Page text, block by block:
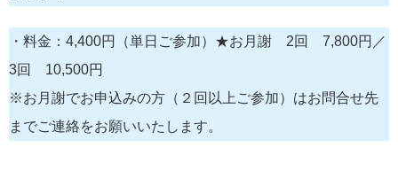
・料金：4,400円（単日ご参加）★お月謝 2回 7,800円／
3回 10,500円
※お月謝でお申込みの方（２回以上ご参加）はお問合せ先
までご連絡をお願いいたします。